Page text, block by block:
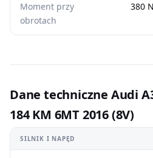
Moment przy
obrotach
380
Dane techniczne Audi
184 KM 6MT 2016 (8V)
SILNIK I NAPĘD